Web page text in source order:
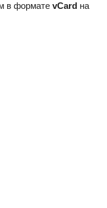
в формате vCard на